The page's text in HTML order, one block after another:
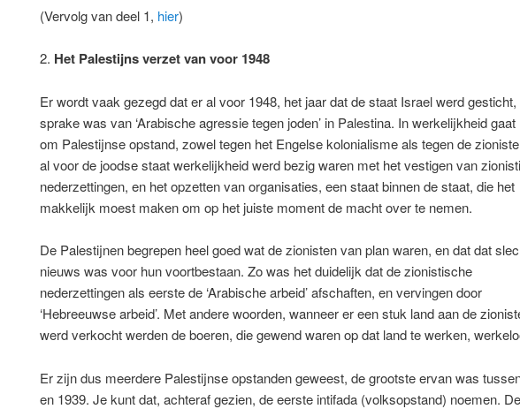
(Vervolg van deel 1, hier)
2. Het Palestijns verzet van voor 1948
Er wordt vaak gezegd dat er al voor 1948, het jaar dat de staat Israel werd gesticht,
sprake was van ‘Arabische agressie tegen joden’ in Palestina. In werkelijkheid gaat
om Palestijnse opstand, zowel tegen het Engelse kolonialisme als tegen de
al voor de joodse staat werkelijkheid werd bezig waren met het vestigen van
nederzettingen, en het opzetten van organisaties, een staat binnen de staat, die het
makkelijk moest maken om op het juiste moment de macht over te nemen.
De Palestijnen begrepen heel goed wat de zionisten van plan waren, en dat dat
nieuws was voor hun voortbestaan. Zo was het duidelijk dat de zionistische
nederzettingen als eerste de ‘Arabische arbeid’ afschaften, en vervingen door
‘Hebreeuwse arbeid’. Met andere woorden, wanneer er een stuk land aan de
werd verkocht werden de boeren, die gewend waren op dat land te werken,
Er zijn dus meerdere Palestijnse opstanden geweest, de grootste ervan was
en 1939. Je kunt dat, achteraf gezien, de eerste intifada (volksopstand) noemen. De